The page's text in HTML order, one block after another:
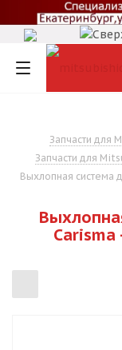
Запчасти для
Запчасти для
Выхлопная система
Carisma